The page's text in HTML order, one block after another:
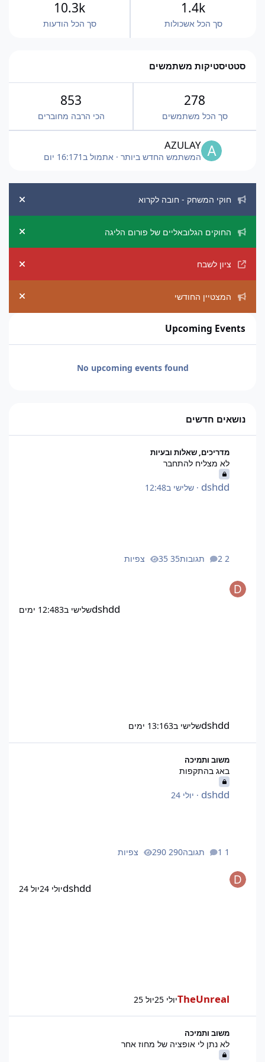
סך הכל אשכולות
1.4k
סך הכל הודעות
10.3k
סטטיסטיקות משתמשים
278
סך הכל משתמשים
853
הכי הרבה מחוברים
AZULAY
המשתמש החדש ביותר ·אתמול ב16:171 יום
חוקי המשחק - חובה לקרוא
החוקים הגלובאליים של פורום הליגה
ציון לשבח
המצטיין החודשי
Upcoming Events
No upcoming events found
נושאים חדשים
מדריכים, שאלות ובעיות
לא מצליח להתחבר
dshdd
· שלישי ב12:48
2 תגובות 35 צפיות
dshddשלישי ב12:483 ימים
dshddשלישי ב13:163 ימים
משוב ותמיכה
באג בהתקפות
dshdd
· יולי 24
1 תגובה 290 צפיות
dshddיולי 24 יול 24
TheUnrealיולי 25 יול 25
משוב ותמיכה
לא נתן לי אופציה של מחוז אחר